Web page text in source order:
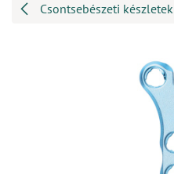
Csontsebészeti készletek